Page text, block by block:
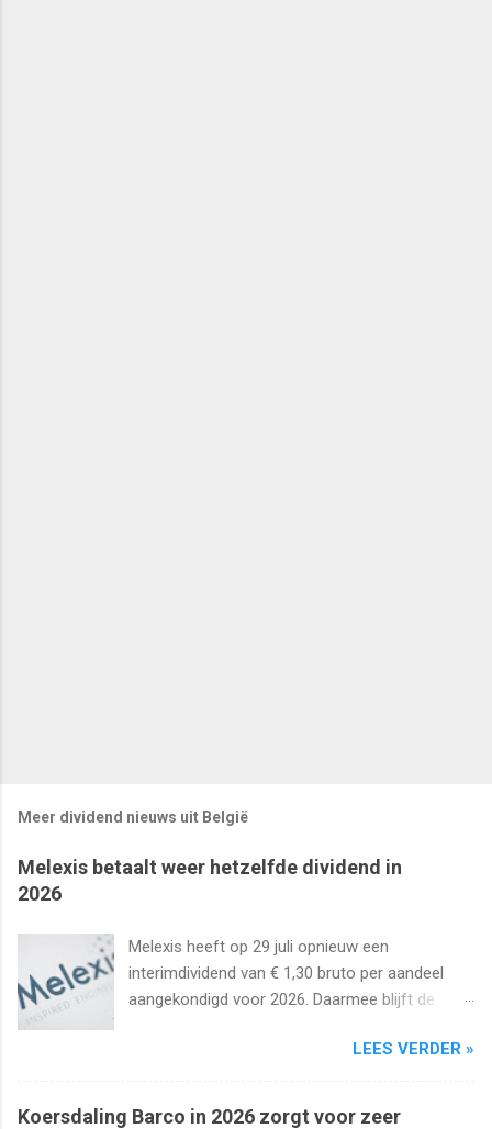
Meer dividend nieuws uit België
Melexis betaalt weer hetzelfde dividend in
2026
Melexis heeft op 29 juli opnieuw een
interimdividend van € 1,30 bruto per aandeel
aangekondigd voor 2026. Daarmee blijft de
LEES VERDER »
Koersdaling Barco in 2026 zorgt voor zeer